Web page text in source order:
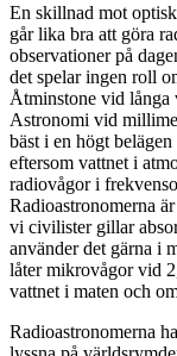
En skillnad mot
går lika bra att göra
observationer på
det spelar ingen roll
Åtminstone vid långa
Astronomi vid
bäst i en högt
eftersom vattnet i
radiovågor i
Radioastronomerna
vi civilister gillar
använder det gärna i
låter mikrovågor vid
vattnet i maten och
Radioastronomerna